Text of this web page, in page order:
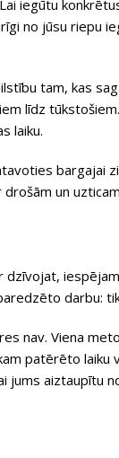
iegūtu
no jūsu riepu
tam, kas
līdz
laiku.
bargajai
un
darbu:
nav. Viena
patērēto laiku
jums aiztaupītu